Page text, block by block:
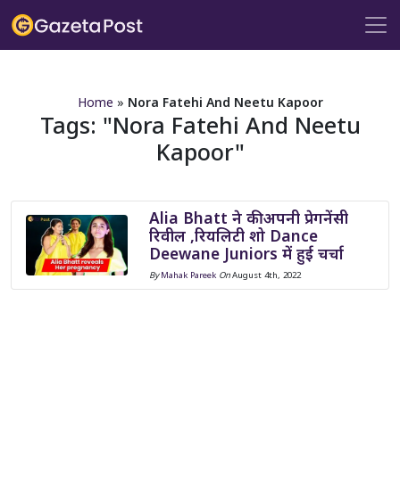
Home » Nora Fatehi And Neetu Kapoor
Tags:
Nora Fatehi And Neetu
Kapoor
Alia Bhatt ने की अपनी प्रेगनेंसी
रिवील ,रियलिटी शो Dance
Deewane Juniors में हुई चर्चा
ByMahak Pareek OnAugust 4th, 2022